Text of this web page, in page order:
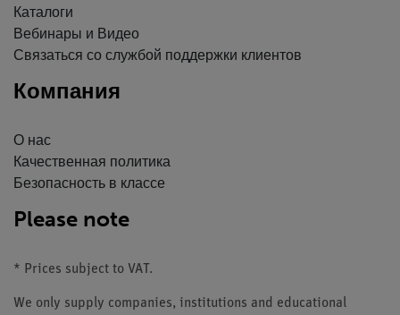
Каталоги
Вебинары и Видео
Связаться со службой поддержки клиентов
Компания
О нас
Качественная политика
Безопасность в классе
Please note
* Prices subject to VAT.
We only supply companies, institutions and educational